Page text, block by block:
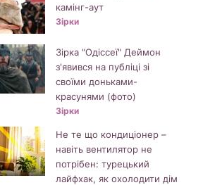
камінг-аут
Зірки
Зірка "Одіссеї" Деймон
з'явився на публіці зі
своїми доньками-
красунями (фото)
Зірки
Не те що кондиціонер –
навіть вентилятор не
потрібен: турецький
лайфхак, як охолодити дім